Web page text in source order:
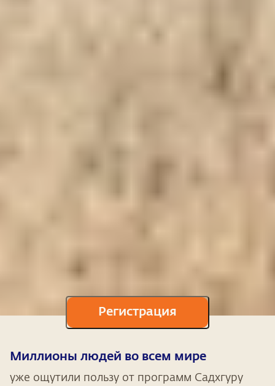
Регистрация
Миллионы людей во всем мире
уже ощутили пользу от программ Садхгуру